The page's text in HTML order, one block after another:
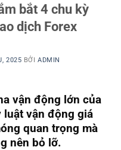
bắt 4 chu kỳ
dịch Forex
2025 BỞIADMIN
vận động lớn của
vận động giá
quan trọng mà
nên bỏ lỡ.